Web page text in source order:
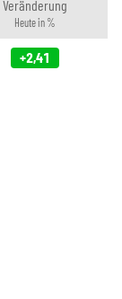
Veränderung
Heute in %
+2,41